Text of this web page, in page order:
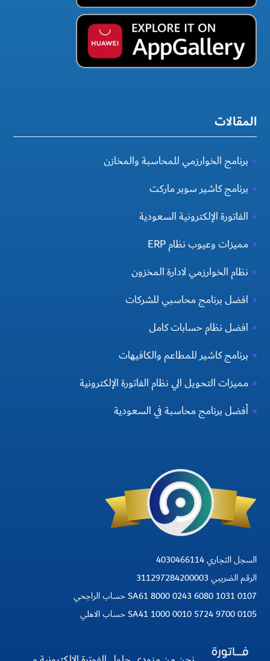
المقالات
برنامج الخوارزمي للمحاسبة والمخازن
برنامج كاشير سوبر ماركت
الفاتورة الإلكترونية السعودية
مميزات وعيوب نظام ERP
نظام الخوارزمي لادارة المخزون
افضل برنامج محاسبي للشركات
افضل نظام حسابات كامل
برنامج كاشير للمطاعم والكافيهات
مميزات التحويل الي نظام الفاتورة الإلكترونية
أفضل برنامج محاسبة في السعودية
السجل التجاري 4030466114
الرقم الضريبي 311297284200003
SA61 8000 0243 6080 1031 0107 حساب الراجحي
SA41 1000 0010 5724 9700 0105 حساب الاهلي